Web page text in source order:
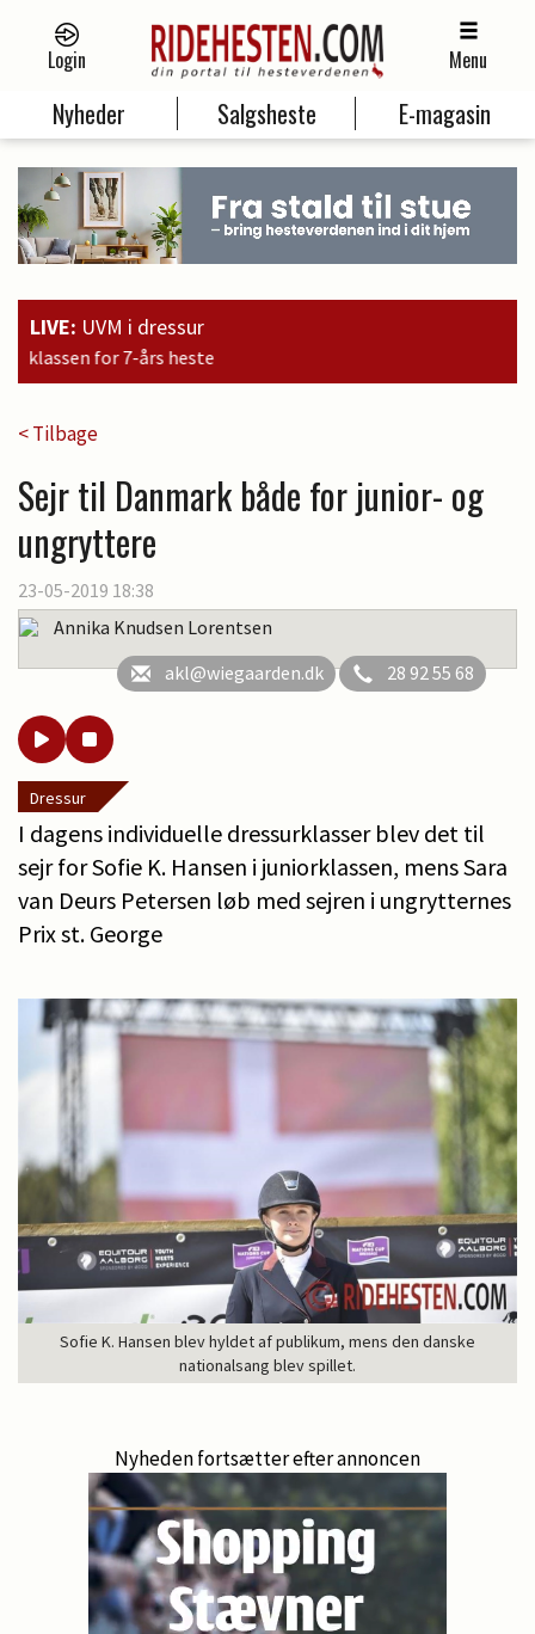
Login Menu
Nyheder Salgsheste E-magasin
LIVE: UVM i dressur
< Tilbage
Sejr til Danmark både for junior- og
ungryttere
23-05-2019 18:38
Annika Knudsen Lorentsen
akl@wiegaarden.dk
28 92 55 68
Dressur
I dagens individuelle dressurklasser blev det til
sejr for Sofie K. Hansen i juniorklassen, mens Sara
van Deurs Petersen løb med sejren i ungrytternes
Prix st. George
Sofie K. Hansen blev hyldet af publikum, mens den danske
nationalsang blev spillet.
Nyheden fortsætter efter annoncen